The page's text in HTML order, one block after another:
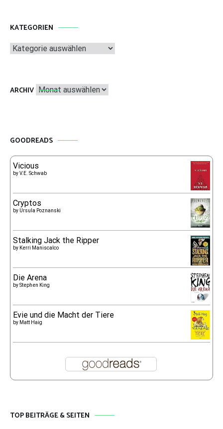
KATEGORIEN
Kategorien
ARCHIV Archiv
GOODREADS
Vicious
byV.E. Schwab
Cryptos
by Ursula Poznanski
Stalking Jack the Ripper
by Kerri Maniscalco
Die Arena
byStephen King
Evie und die Macht der Tiere
by Matt Haig
TOP BEITRÄGE & SEITEN